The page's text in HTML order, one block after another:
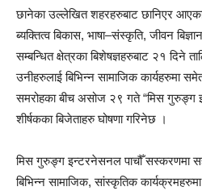
छानेका उल्लेखित शहरहरुबाट छानिएर आएका
ब्यक्तित्व बिकास, भाषा–संस्कृति, जीवन
सम्बन्धित क्षेत्रका बिशेषज्ञहरुबाट २१ दिने
उनीहरुलाई बिभिन्न सामाजिक कार्यहरुमा
समरोहका बीच असोज २९ गते “मिस गुरुङ्ग
शीर्षकका बिजेताहरु घोषणा गरिनेछ ।
मिस गुरुङ्ग इन्टरनेसनल पाचौँ सस्करणमा
बिभिन्न सामाजिक, सांस्कृतिक